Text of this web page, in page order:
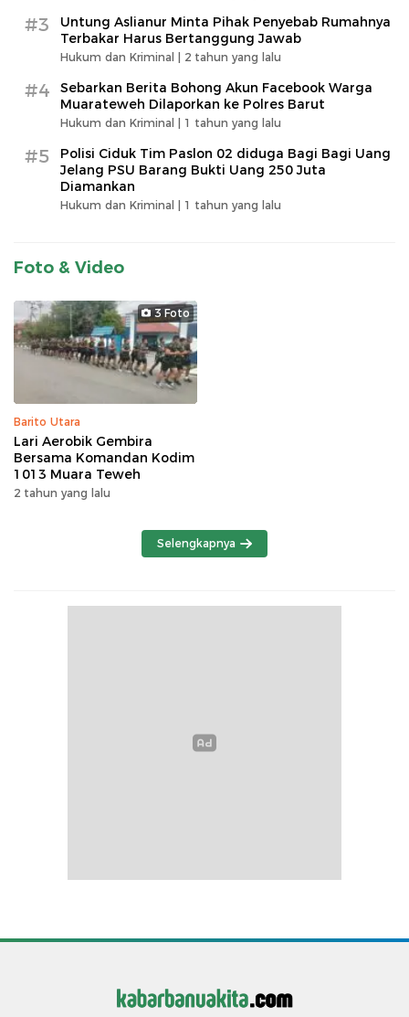
#3
Untung Aslianur Minta Pihak Penyebab Rumahnya
Terbakar Harus Bertanggung Jawab
Hukum dan Kriminal | 2 tahun yang lalu
#4
Sebarkan Berita Bohong Akun Facebook Warga
Muarateweh Dilaporkan ke Polres Barut
Hukum dan Kriminal | 1 tahun yang lalu
#5
Polisi Ciduk Tim Paslon 02 diduga Bagi Bagi Uang
Jelang PSU Barang Bukti Uang 250 Juta
Diamankan
Hukum dan Kriminal | 1 tahun yang lalu
Foto & Video
3 Foto
Barito Utara
Lari Aerobik Gembira
Bersama Komandan Kodim
1013 Muara Teweh
2 tahun yang lalu
Selengkapnya